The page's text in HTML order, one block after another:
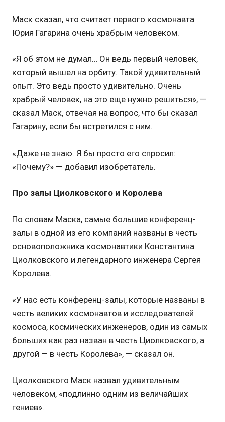
Маск сказал, что считает первого космонавта
Юрия Гагарина очень храбрым человеком.
«Я об этом не думал… Он ведь первый человек,
который вышел на орбиту. Такой удивительный
опыт. Это ведь просто удивительно. Очень
храбрый человек, на это еще нужно решиться», —
сказал Маск, отвечая на вопрос, что бы сказал
Гагарину, если бы встретился с ним.
«Даже не знаю. Я бы просто его спросил:
«Почему?» — добавил изобретатель.
Про залы Циолковского и Королева
По словам Маска, самые большие конференц-
залы в одной из его компаний названы в честь
основоположника космонавтики Константина
Циолковского и легендарного инженера Сергея
Королева.
«У нас есть конференц-залы, которые названы в
честь великих космонавтов и исследователей
космоса, космических инженеров, один из самых
больших как раз назван в честь Циолковского, а
другой — в честь Королева», — сказал он.
Циолковского Маск назвал удивительным
человеком, «подлинно одним из величайших
гениев».